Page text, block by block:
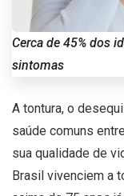
Cerca de 45% dos
sintomas
A tontura, o
saúde comuns
sua qualidade de
Brasil vivenciem a